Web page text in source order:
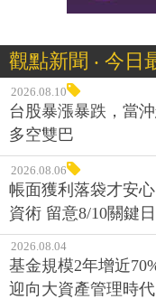
觀點新聞 ‧ 今日
2026.08.10
台股暴漲暴跌，當
多空雙巴
2026.08.06
帳面獲利落袋才安
資術 留意8/10關鍵日
2026.08.04
基金規模2年增近
迎向大資產管理時代